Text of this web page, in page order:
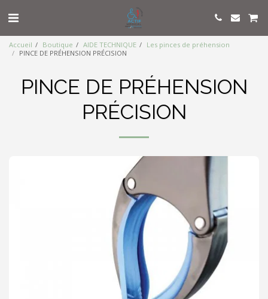
Accueil Boutique AIDE TECHNIQUE
Les pinces de préhension
PINCE DE PRÉHENSION PRÉCISION
PINCE DE PRÉHENSION
PRÉCISION